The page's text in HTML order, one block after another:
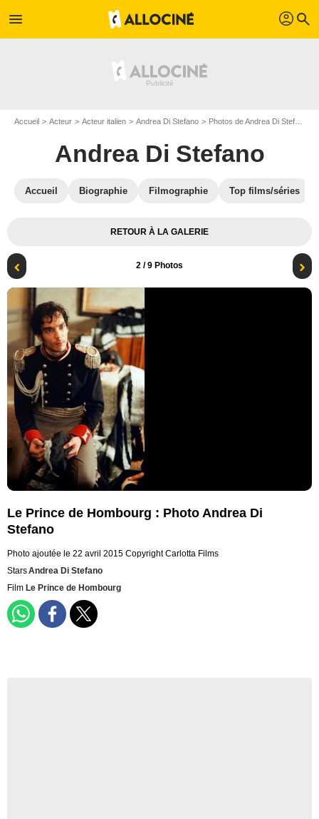
menu profil search
Accueil Acteur Acteur italien Andrea Di Stefano Photos de Andrea Di Stefano
Andrea Di Stefano
Accueil Biographie Filmographie Top films/séries
RETOUR À LA GALERIE
2 / 9 Photos
Le Prince de Hombourg : Photo Andrea Di
Stefano
Photo ajoutée le 22 avril 2015 Copyright Carlotta Films
StarsAndrea Di Stefano
Film Le Prince de Hombourg